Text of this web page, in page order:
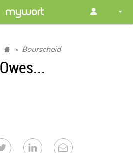
Bourscheid
Owes...